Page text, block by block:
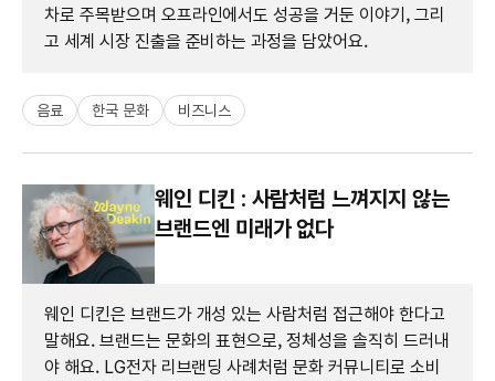
차로 주목받으며 오프라인에서도 성공을 거둔 이야기, 그리
고 세계 시장 진출을 준비하는 과정을 담았어요.
음료 한국 문화 비즈니스
웨인 디킨 : 사람처럼 느껴지지 않는
브랜드엔 미래가 없다
웨인 디킨은 브랜드가 개성 있는 사람처럼 접근해야 한다고
말해요. 브랜드는 문화의 표현으로, 정체성을 솔직히 드러내
야 해요. LG전자 리브랜딩 사례처럼 문화 커뮤니티로 소비